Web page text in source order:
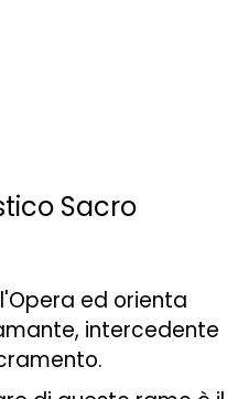
Sacro
ed orienta
intercedente